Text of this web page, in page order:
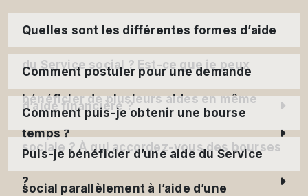
Quelles sont les différentes formes d’aide
du Service social ? Est-ce que je peux
bénéficier de plusieurs aides en même
temps ?
Comment postuler pour une demande
d’aide financière ?
Comment puis-je obtenir une bourse
sociale ? À qui accordez-vous des bourses
?
Puis-je bénéficier d’une aide du Service
social parallèlement à l’aide d’une